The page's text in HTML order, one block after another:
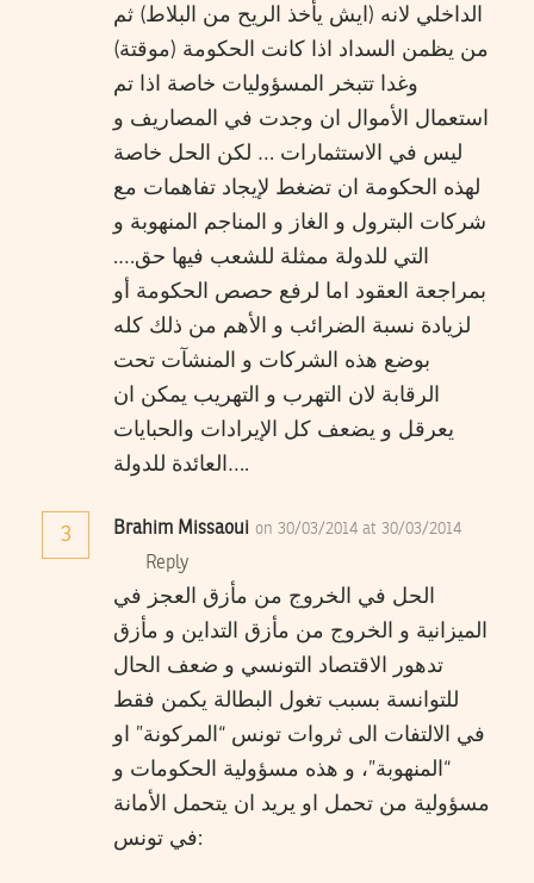
الداخلي لانه (ايش يأخذ الريح من البلاط) ثم
من يظمن السداد اذا كانت الحكومة (موقتة)
وغدا تتبخر المسؤوليات خاصة اذا تم
استعمال الأموال ان وجدت في المصاريف و
ليس في الاستثمارات … لكن الحل خاصة
لهذه الحكومة ان تضغط لإيجاد تفاهمات مع
شركات البترول و الغاز و المناجم المنهوبة و
التي للدولة ممثلة للشعب فيها حق….
بمراجعة العقود اما لرفع حصص الحكومة أو
لزيادة نسبة الضرائب و الأهم من ذلك كله
بوضع هذه الشركات و المنشآت تحت
الرقابة لان التهرب و التهريب يمكن ان
يعرقل و يضعف كل الإيرادات والحبايات
العائدة للدولة….
3 Brahim Missaoui on 30/03/2014 at 30/03/2014
Reply
الحل في الخروج من مأزق العجز في
الميزانية و الخروج من مأزق التداين و مأزق
تدهور الاقتصاد التونسي و ضعف الحال
للتوانسة بسبب تغول البطالة يكمن فقط
في الالتفات الى ثروات تونس “المركونة” او
“المنهوبة”، و هذه مسؤولية الحكومات و
مسؤولية من تحمل او يريد ان يتحمل الأمانة
في تونس: